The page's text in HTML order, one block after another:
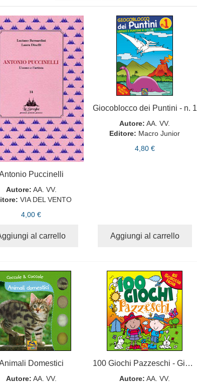
Puccinelli
Autore: AA. VV.
VIA DEL VENTO
4,00 €
al carrello
Giocoblocco dei Puntini - n. 1
Autore: AA. VV.
Editore: Macro Junior
4,80 €
Aggiungi al carrello
Domestici
Autore: AA. VV.
100 Giochi Pazzeschi - Giallo
Autore: AA. VV.